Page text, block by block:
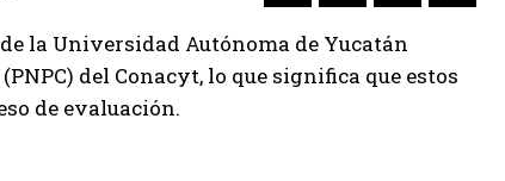
la Universidad Autónoma de Yucatán
del Conacyt, lo que significa que estos
de evaluación.